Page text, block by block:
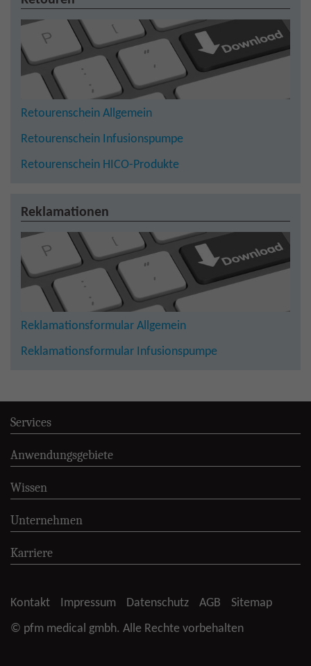
Retourenschein Allgemein
Retourenschein Infusionspumpe
Retourenschein HICO-Produkte
Reklamationen
Reklamationsformular Allgemein
Reklamationsformular Infusionspumpe
Services
Anwendungsgebiete
Wissen
Unternehmen
Karriere
Kontakt Impressum Datenschutz AGB
Sitemap
© pfm medical gmbh. Alle Rechte vorbehalten